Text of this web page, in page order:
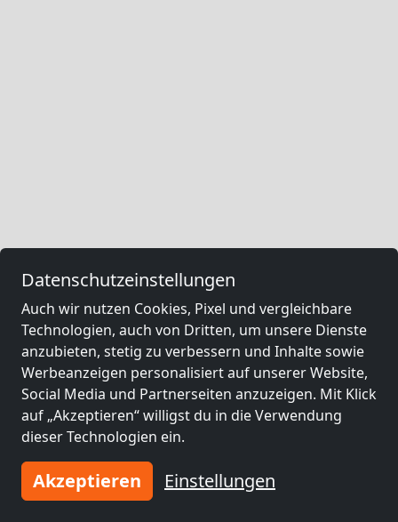
Datenschutzeinstellungen
Auch wir nutzen Cookies, Pixel und vergleichbare
Technologien, auch von Dritten, um unsere Dienste
anzubieten, stetig zu verbessern und Inhalte sowie
Werbeanzeigen personalisiert auf unserer Website,
Social Media und Partnerseiten anzuzeigen. Mit Klick
auf „Akzeptieren“ willigst du in die Verwendung
dieser Technologien ein.
Akzeptieren Einstellungen